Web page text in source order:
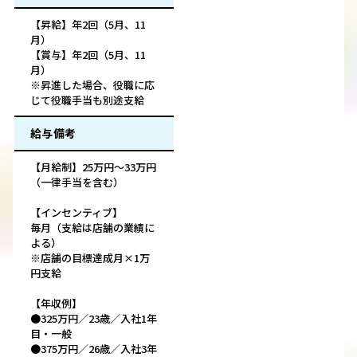
【昇給】年2回（5月、11
月）
【賞与】年2回（5月、11
月）
※昇進した場合、役職に応
じて役職手当も別途支給
給与備考
【月給制】25万円～33万円
（一律手当を含む）
【インセンティブ】
毎月（支給は店舗の業績に
よる）
※店舗の目標達成月×1万
円支給
【年収例】
●325万円／23歳／入社1年
目・一般
●375万円／26歳／入社3年